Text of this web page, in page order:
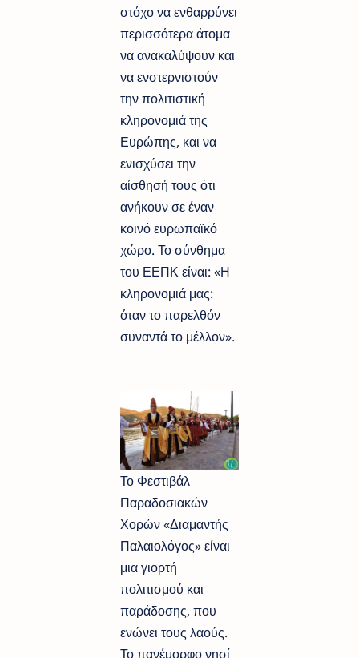
στόχο να ενθαρρύνει
περισσότερα άτομα
να ανακαλύψουν και
να ενστερνιστούν
την πολιτιστική
κληρονομιά της
Ευρώπης, και να
ενισχύσει την
αίσθησή τους ότι
ανήκουν σε έναν
κοινό ευρωπαϊκό
χώρο. Το σύνθημα
του ΕΕΠΚ είναι: «Η
κληρονομιά μας:
όταν το παρελθόν
συναντά το μέλλον».
Το Φεστιβάλ
Παραδοσιακών
Χορών «Διαμαντής
Παλαιολόγος» είναι
μια γιορτή
πολιτισμού και
παράδοσης, που
ενώνει τους λαούς.
Το πανέμορφο νησί